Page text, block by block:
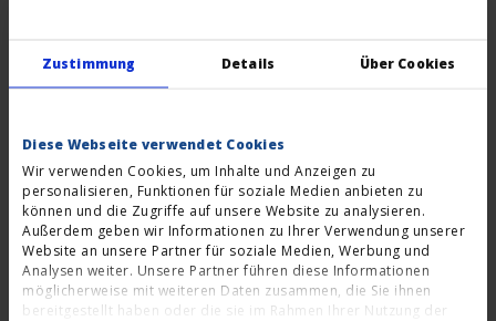
Zustimmung Details Über Cookies
Diese Webseite verwendet Cookies
Wir verwenden Cookies, um Inhalte und Anzeigen zu
personalisieren, Funktionen für soziale Medien anbieten zu
können und die Zugriffe auf unsere Website zu analysieren.
Außerdem geben wir Informationen zu Ihrer Verwendung unserer
Website an unsere Partner für soziale Medien, Werbung und
Analysen weiter. Unsere Partner führen diese Informationen
möglicherweise mit weiteren Daten zusammen, die Sie ihnen
bereitgestellt haben oder die sie im Rahmen Ihrer Nutzung der